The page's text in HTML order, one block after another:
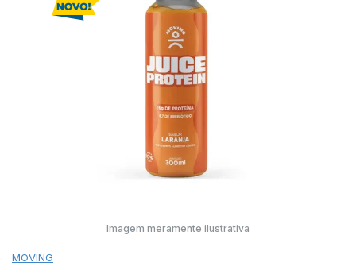
Imagem meramente ilustrativa
MOVING